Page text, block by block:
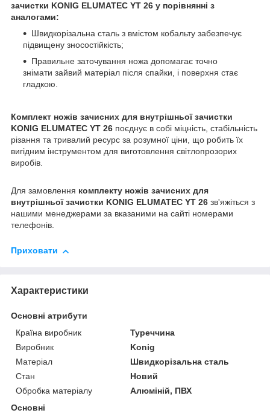
зачистки KONIG ELUMATEC YT 26 у порівнянні з
аналогами:
Швидкорізальна сталь з вмістом кобальту забезпечує
підвищену зносостійкість;
Правильне заточування ножа допомагає точно
знімати зайвий матеріал після спайки, і поверхня стає
гладкою.
Комплект ножів зачисних для внутрішньої зачистки
KONIG ELUMATEC YT 26 поєднує в собі міцність, стабільність
різання та тривалий ресурс за розумної ціни, що робить їх
вигідним інструментом для виготовлення світлопрозорих
виробів.
Для замовлення комплекту ножів зачисних для
внутрішньої зачистки KONIG ELUMATEC YT 26 зв'яжіться з
нашими менеджерами за вказаними на сайті номерами
телефонів.
Приховати
Характеристики
Основні атрибути
Країна виробник
Туреччина
Виробник
Konig
Матеріал
Швидкорізальна сталь
Стан
Новий
Обробка матеріалу
Алюміній, ПВХ
Основні